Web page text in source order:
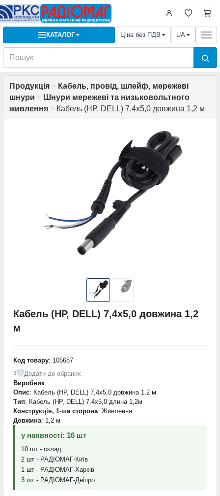
КАТАЛОГ Ціна без ПДВ UA
Продукція > Кабель, провід, шлейф, мережеві
шнури > Шнури мережеві та низьковольтного
живлення > Кабель (HP, DELL) 7,4х5,0 довжина 1,2 м
Кабель (HP, DELL) 7,4х5,0 довжина 1,2
м
Код товару: 105687
3
Додати до обраних
Виробник:
Опис: Кабель (HP, DELL) 7,4х5,0 довжина 1,2 м
Тип: Кабель (HP, DELL) 7,4х5,0 длина 1,2м
Конструкція, 1-ша сторона: Живлення
Довжина: 1,2 м
у наявності: 16 шт
10 шт - склад
2 шт - РАДІОМАГ-Київ
1 шт - РАДІОМАГ-Харків
3 шт - РАДІОМАГ-Дніпро